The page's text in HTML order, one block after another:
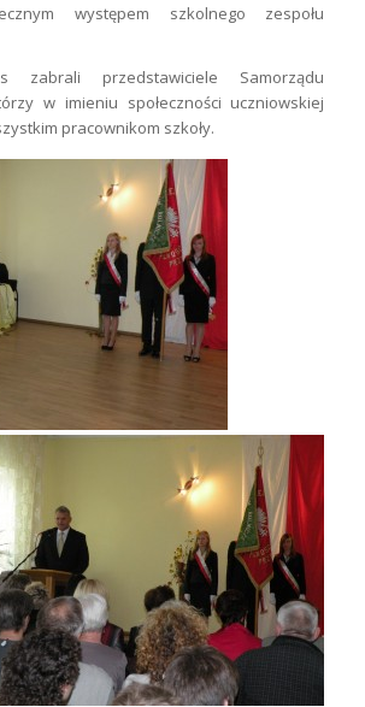
występem szkolnego zespołu
zabrali przedstawiciele Samorządu
w imieniu społeczności uczniowskiej
pracownikom szkoły.